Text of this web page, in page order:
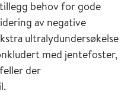
behov for gode
av negative
ultralydundersøkelse
med jentefoster,
der